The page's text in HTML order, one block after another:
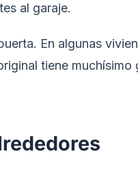
al garaje.
En algunas
tiene muchísimo